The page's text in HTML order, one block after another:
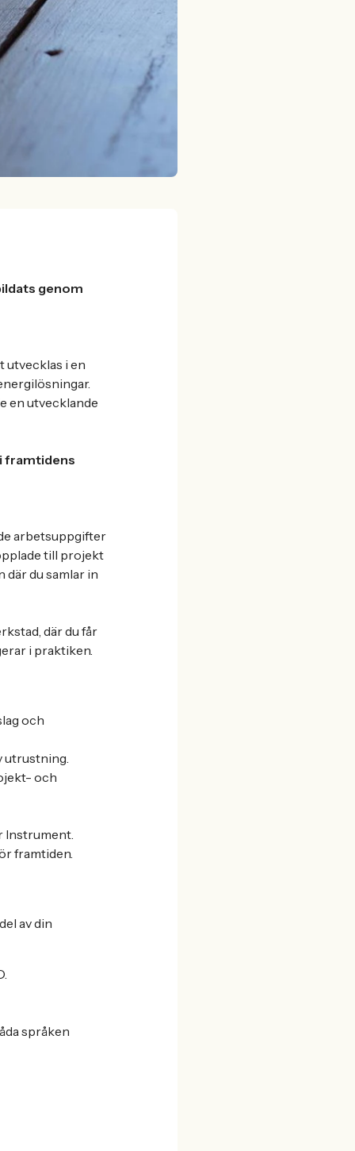
genom
utvecklas i en
en utvecklande
framtidens
arbetsuppgifter
till projekt
du samlar in
där du får
i praktiken.
och
utrustning.
och
Instrument.
framtiden.
av din
språken